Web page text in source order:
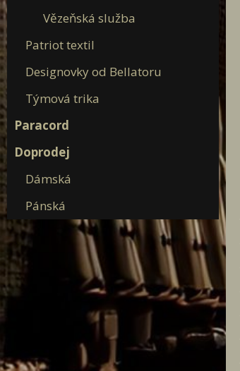
Vězeňská služba
Patriot textil
Designovky od Bellatoru
Týmová trika
Paracord
Doprodej
Dámská
Pánská